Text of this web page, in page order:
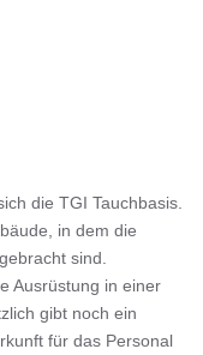
die TGI Tauchbasis.
in dem die
sind.
Ausrüstung in einer
gibt noch ein
für das Personal